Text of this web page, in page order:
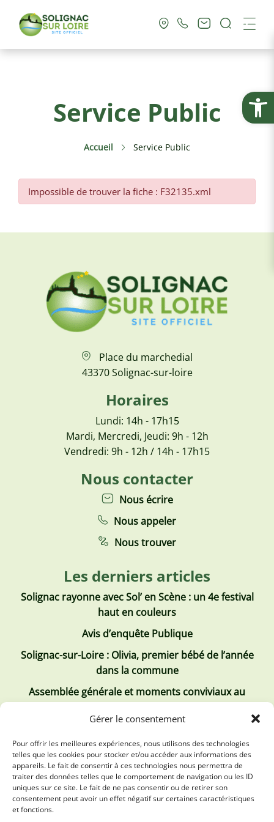
Ouvrir
Gérer le consentement
Pour offrir les meilleures expériences, nous utilisons des technologies
telles que les cookies pour stocker et/ou accéder aux informations des
appareils. Le fait de consentir à ces technologies nous permettra de
traiter des données telles que le comportement de navigation ou les ID
uniques sur ce site. Le fait de ne pas consentir ou de retirer son
consentement peut avoir un effet négatif sur certaines caractéristiques
et fonctions.
Vie Pratique
Culture & Loisirs
Tourisme
Service Public
Accueil Service Public
Impossible de trouver la fiche : F32135.xml
Place du marchedial
43370 Solignac-sur-loire
Horaires
Lundi: 14h - 17h15
Mardi, Mercredi, Jeudi: 9h - 12h
Vendredi: 9h - 12h / 14h - 17h15
Nous contacter
Nous écrire
Nous appeler
Nous trouver
Les derniers articles
Solignac rayonne avec Sol’ en Scène : un 4e festival
haut en couleurs
Avis d’enquête Publique
Solignac-sur-Loire : Olivia, premier bébé de l’année
dans la commune
Assemblée générale et moments conviviaux au
Les derniers comptes rendus
Conseil municipal 2 juillet 2026
Conseil Municipal du 30 avril 2026